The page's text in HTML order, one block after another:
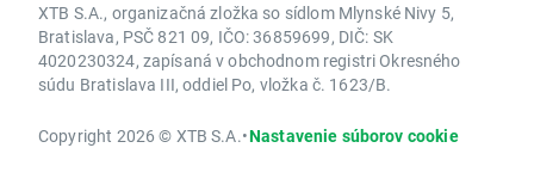
XTB S.A., organizačná zložka so sídlom Mlynské Nivy 5,
Bratislava, PSČ 821 09, IČO: 36859699, DIČ: SK
4020230324, zapísaná v obchodnom registri Okresného
súdu Bratislava III, oddiel Po, vložka č. 1623/B.
Copyright 2026 © XTB S.A.•Nastavenie súborov cookie